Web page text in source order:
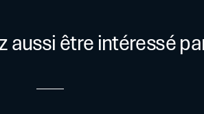
aussi être intéressé